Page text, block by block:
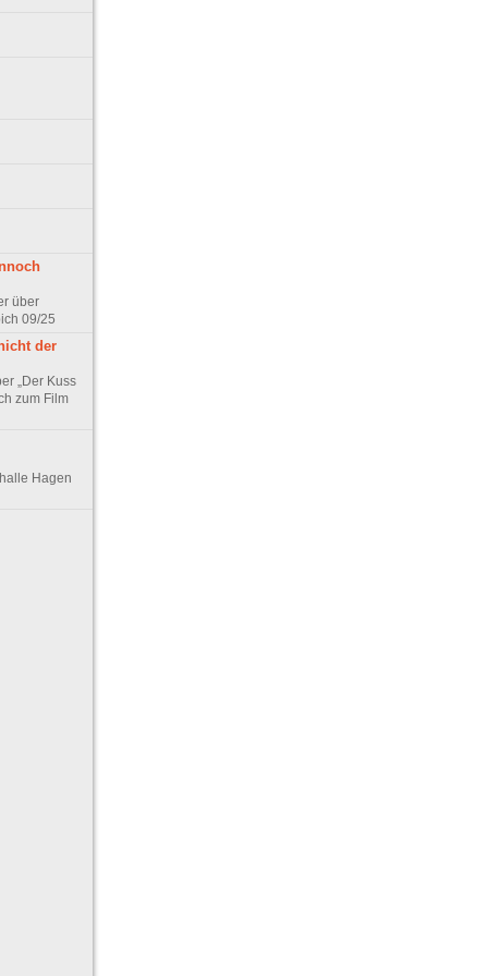
über
09/25
der
„Der Kuss
zum Film
Hagen